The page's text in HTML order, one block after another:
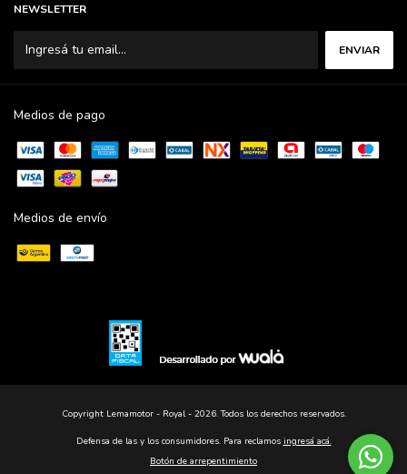
NEWSLETTER
Medios de pago
Medios de envío
Copyright Lemamotor - Royal - 2026. Todos los derechos reservados.
Defensa de las y los consumidores. Para reclamos ingresá acá.
Botón de arrepentimiento